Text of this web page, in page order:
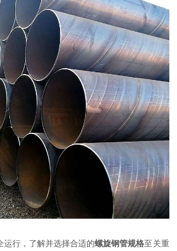
运行，了解并选择合适的螺旋钢管规格至关重